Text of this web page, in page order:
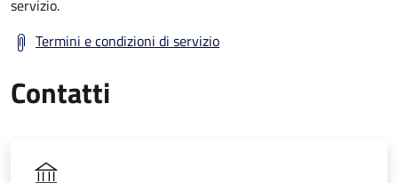
servizio.
Termini e condizioni di servizio
Contatti